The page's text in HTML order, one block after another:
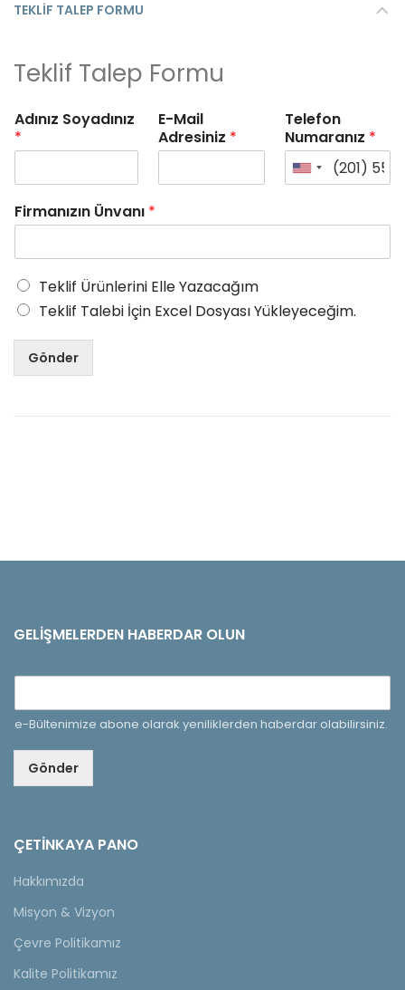
TEKLIF TALEP FORMU
Teklif Talep Formu
Adınız Soyadınız
*
E-Mail
Adresiniz *
Telefon
Numaranız *
Firmanızın Ünvanı *
Teklif Ürünlerini Elle Yazacağım
Teklif Talebi İçin Excel Dosyası Yükleyeceğim.
Gönder
GELIŞMELERDEN HABERDAR OLUN
e-Bültenimize abone olarak yeniliklerden haberdar olabilirsiniz.
Gönder
ÇETINKAYA PANO
Hakkımızda
Misyon & Vizyon
Çevre Politikamız
Kalite Politikamız